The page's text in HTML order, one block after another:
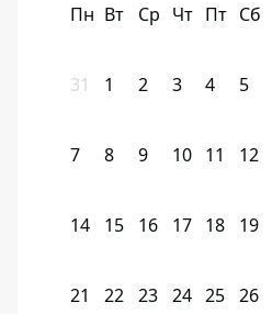
Пн Вт Ср Чт Пт Сб
31 1 2 3 4 5
7 8 9 10 11 12
14 15 16 17 18 19
21 22 23 24 25 26